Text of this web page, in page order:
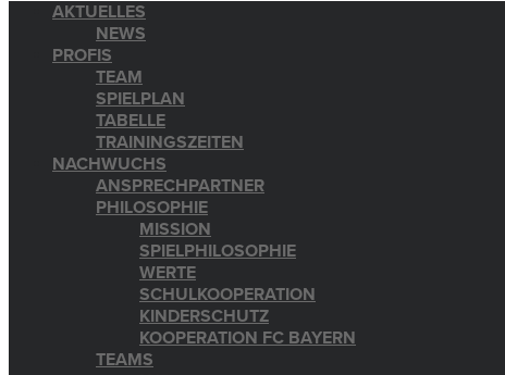
AKTUELLES
NEWS
PROFIS
TEAM
SPIELPLAN
TABELLE
TRAININGSZEITEN
NACHWUCHS
ANSPRECHPARTNER
PHILOSOPHIE
MISSION
SPIELPHILOSOPHIE
WERTE
SCHULKOOPERATION
KINDERSCHUTZ
KOOPERATION FC BAYERN
TEAMS